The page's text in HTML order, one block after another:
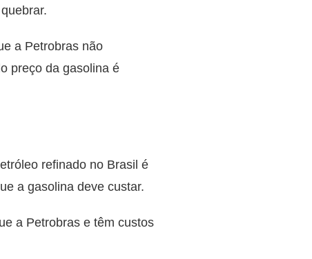
a Petrobras não
preço da gasolina é
refinado no Brasil é
a gasolina deve custar.
a Petrobras e têm custos